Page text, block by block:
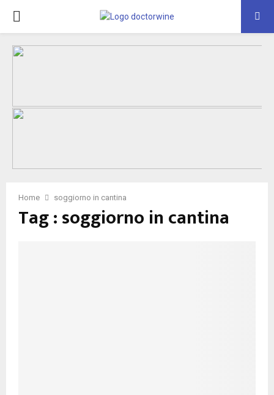
PRIMARY
MENU
Home soggiorno in cantina
Tag : soggiorno in cantina